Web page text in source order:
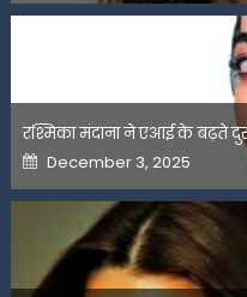
रश्मिका मंदाना ने एआई के बढ़ते
Posted
on
December 3, 2025